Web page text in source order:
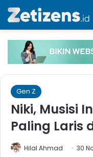
Gen Z
Niki, Musisi
Paling Laris
Hilal Ahmad 30